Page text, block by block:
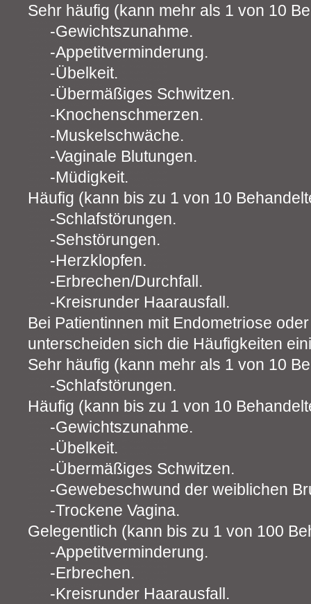
Sehr häufig (kann mehr als 1 von 10
Gewichtszunahme.
Appetitverminderung.
Übelkeit.
Übermäßiges Schwitzen.
Knochenschmerzen.
Muskelschwäche.
Vaginale Blutungen.
Müdigkeit.
Häufig (kann bis zu 1 von 10
Schlafstörungen.
Sehstörungen.
Herzklopfen.
Erbrechen/Durchfall.
Kreisrunder Haarausfall.
Bei Patientinnen mit Endometriose
unterscheiden sich die Häufigkeiten
Sehr häufig (kann mehr als 1 von 10
Schlafstörungen.
Häufig (kann bis zu 1 von 10
Gewichtszunahme.
Übelkeit.
Übermäßiges Schwitzen.
Gewebeschwund der weiblichen
Trockene Vagina.
Gelegentlich (kann bis zu 1 von 100
Appetitverminderung.
Erbrechen.
Kreisrunder Haarausfall.